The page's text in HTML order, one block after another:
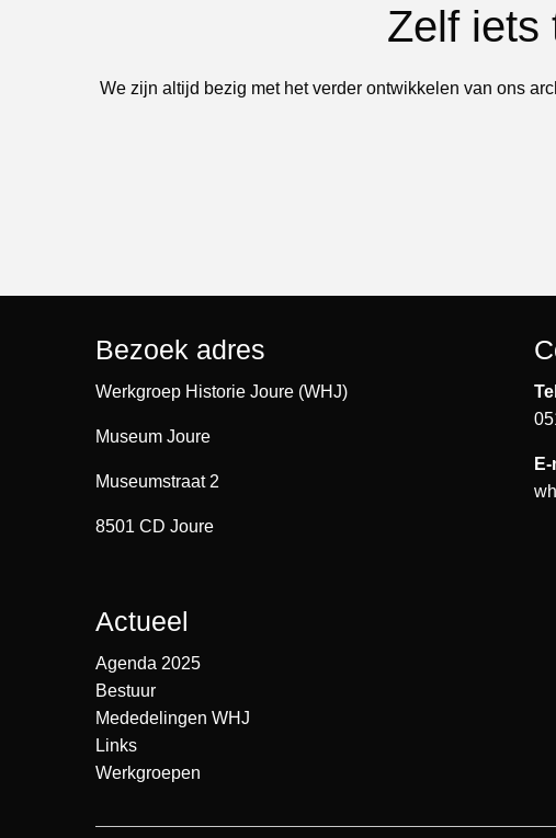
Zelf iets
We zijn altijd bezig met het verder ontwikkelen van ons
Bezoek adres
Werkgroep Historie Joure (WHJ)
Museum Joure
Museumstraat 2
8501 CD Joure
Actueel
Agenda 2025
Bestuur
Mededelingen WHJ
Links
Werkgroepen